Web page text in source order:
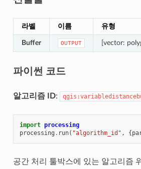
라벨 이름 유형
Buffer OUTPUT [vector:
파이썬 코드
알고리즘 ID:
import processing
processing . run( "algorithm_id" , {
공간 처리 툴박스에 있는 알고리즘